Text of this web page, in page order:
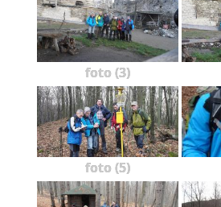
foto (3)
foto (5)